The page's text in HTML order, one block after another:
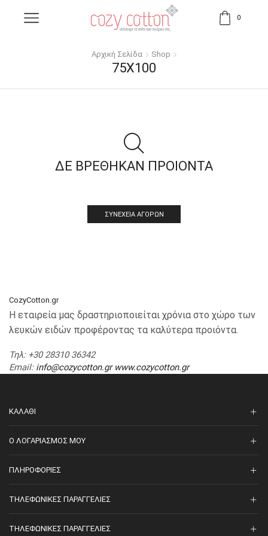
0
Αρχική Σελίδα Shop
75X100
ΔΕ ΒΡΕΘΗΚΑΝ ΠΡΟΙΟΝΤΑ
ΣΥΝΈΧΕΙΑ ΑΓΟΡΏΝ
CozyCotton.gr
Η εταιρεία μας δραστηριοποιείται χρόνια στο χώρο των
λευκών ειδών προφέροντας τα καλύτερα προιόντα.
Τηλ: +30 28310 36342
Email: info@cozycotton.gr www.cozycotton.gr
ΚΑΛΆΘΙ
O ΛΟΓΑΡΙΑΣΜΌΣ ΜΟΥ
ΠΛΗΡΟΦΟΡΊΕΣ
ΤΗΛΕΦΩΝΙΚΈΣ ΠΑΡΑΓΓΕΛΊΕΣ
ΤΗΛΕΦΩΝΙΚΈΣ ΠΑΡΑΓΓΕΛΊΕΣ